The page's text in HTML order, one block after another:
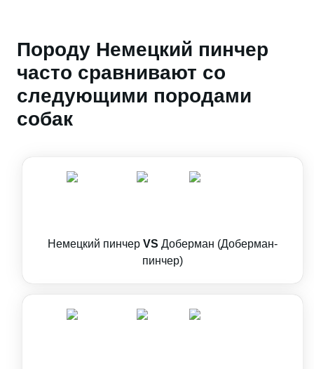
Породу Немецкий пинчер
часто сравнивают со
следующими породами
собак
Немецкий пинчер VS Доберман (Доберман-
пинчер)